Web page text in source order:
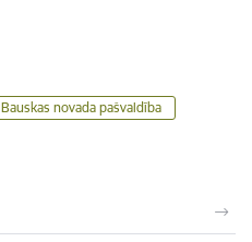
Bauskas novada pašvaldība